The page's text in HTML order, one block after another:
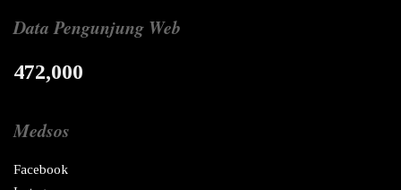
Data Pengunjung Web
472,000
Medsos
Facebook